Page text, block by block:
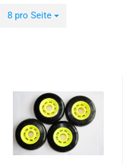
8 pro Seite
pro Seite